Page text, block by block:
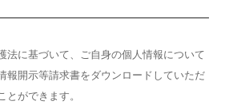
法に基づいて、ご自身の個人情報について
報開示等請求書をダウンロードしていただ
とができます。